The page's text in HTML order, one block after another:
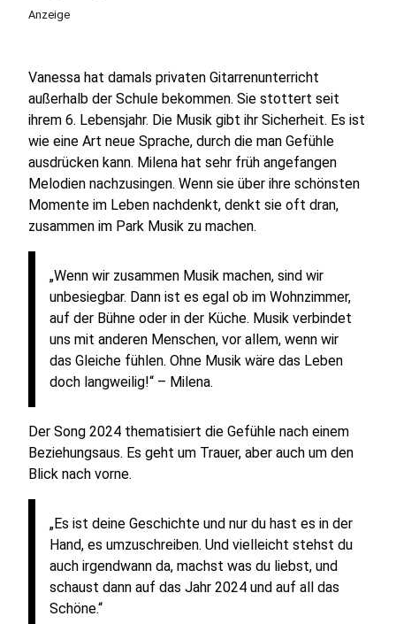
Anzeige
Vanessa hat damals privaten Gitarrenunterricht
außerhalb der Schule bekommen. Sie stottert seit
ihrem 6. Lebensjahr. Die Musik gibt ihr Sicherheit. Es ist
wie eine Art neue Sprache, durch die man Gefühle
ausdrücken kann. Milena hat sehr früh angefangen
Melodien nachzusingen. Wenn sie über ihre schönsten
Momente im Leben nachdenkt, denkt sie oft dran,
zusammen im Park Musik zu machen.
„Wenn wir zusammen Musik machen, sind wir
unbesiegbar. Dann ist es egal ob im Wohnzimmer,
auf der Bühne oder in der Küche. Musik verbindet
uns mit anderen Menschen, vor allem, wenn wir
das Gleiche fühlen. Ohne Musik wäre das Leben
doch langweilig!“ – Milena.
Der Song 2024 thematisiert die Gefühle nach einem
Beziehungsaus. Es geht um Trauer, aber auch um den
Blick nach vorne.
„Es ist deine Geschichte und nur du hast es in der
Hand, es umzuschreiben. Und vielleicht stehst du
auch irgendwann da, machst was du liebst, und
schaust dann auf das Jahr 2024 und auf all das
Schöne.“